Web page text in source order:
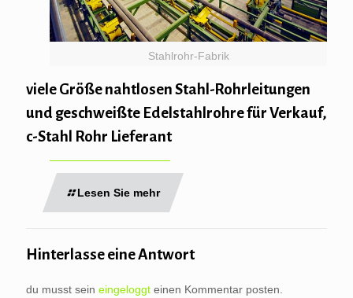
Stahlrohr-Fabrik
viele Größe nahtlosen Stahl-Rohrleitungen
und geschweißte Edelstahlrohre für Verkauf,
c-Stahl Rohr Lieferant
Lesen Sie mehr
Hinterlasse eine Antwort
du musst sein eingeloggt einen Kommentar posten.